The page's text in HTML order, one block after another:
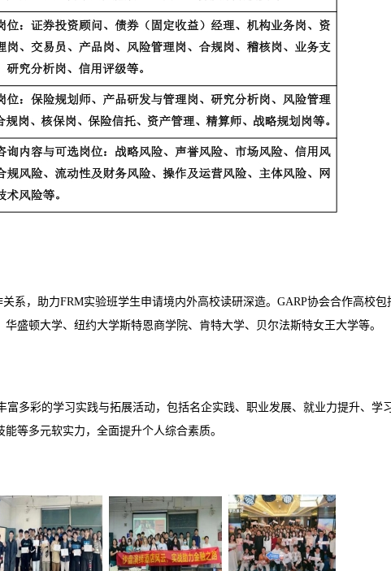
系，助力FRM实验班学生申请境内外高校读研深造。GARP协会合作高校包
盛顿大学、纽约大学斯特恩商学院、肯特大学、贝尔法斯特女王大学等。
多彩的学习实践与拓展活动，包括名企实践、职业发展、就业力提升、学
等多元软实力，全面提升个人综合素质。